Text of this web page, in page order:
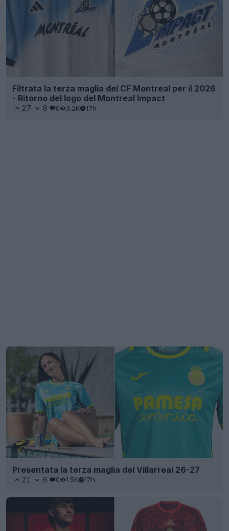
Filtrata la terza maglia del CF Montreal per il 2026
- Ritorno del logo del Montreal Impact
27 8 0 3.2K 17h
Presentata la terza maglia del Villarreal 26-27
21 6 0 1.5K 17h